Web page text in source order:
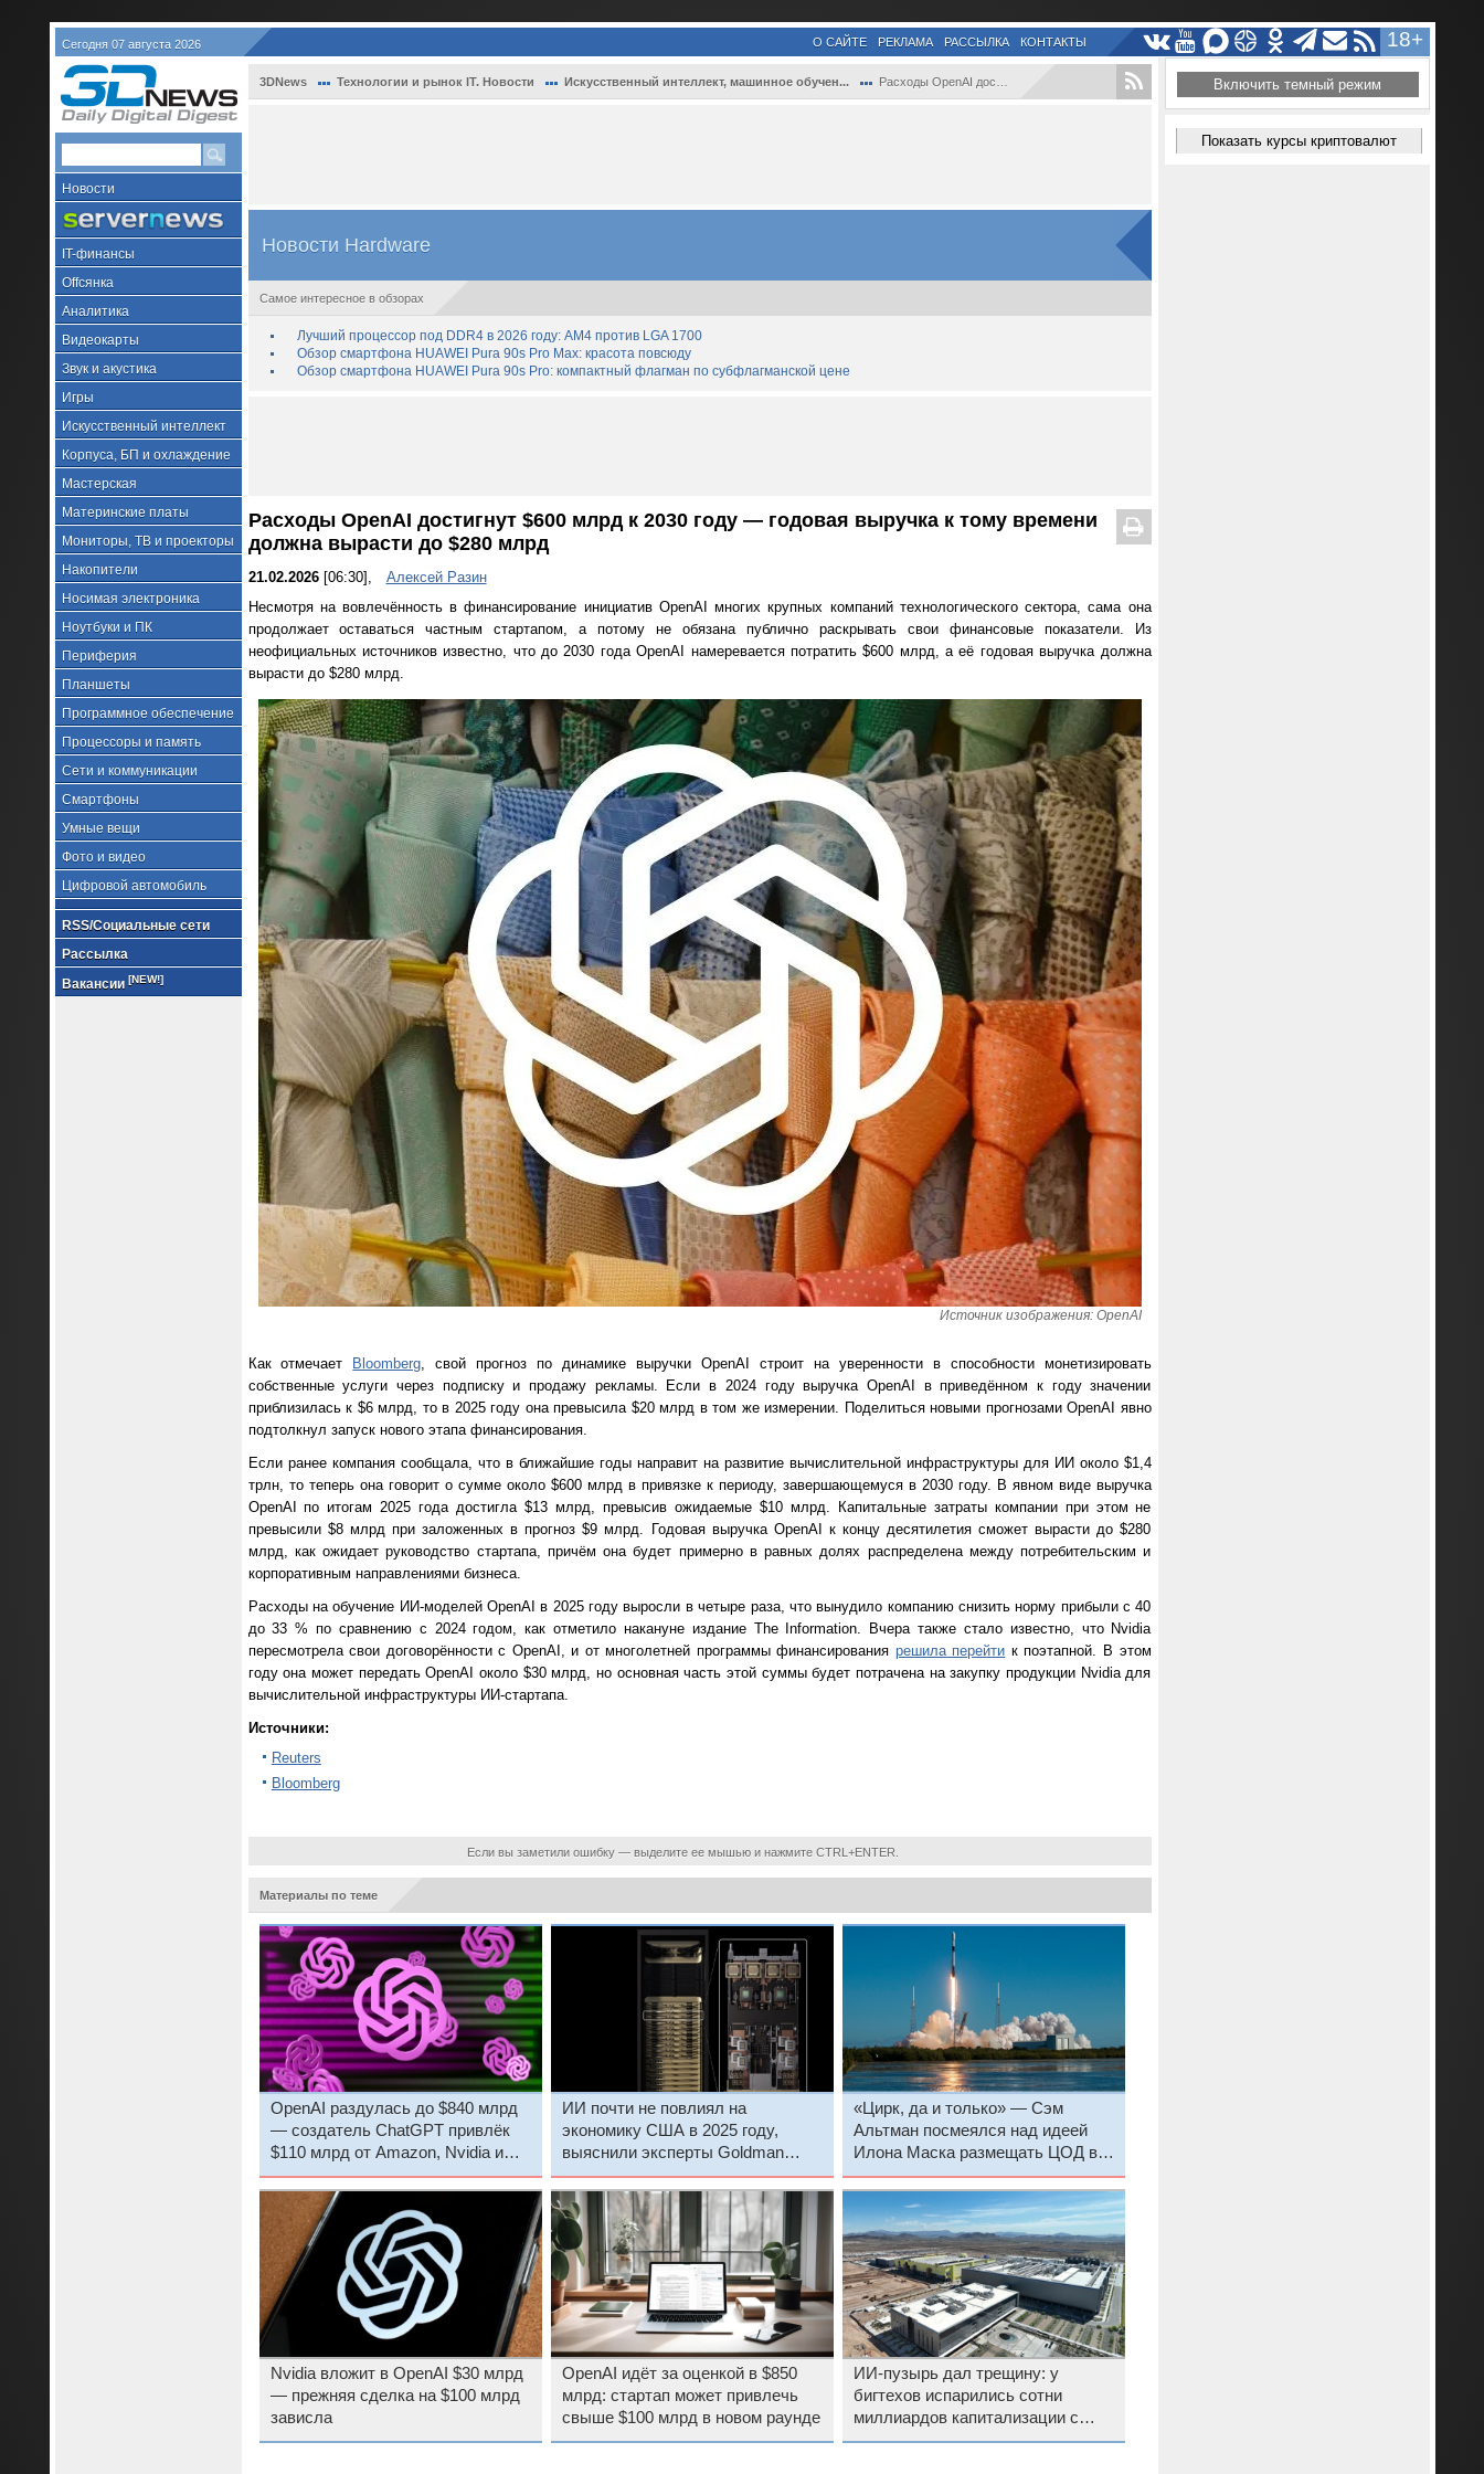
Сегодня 07 августа 2026 18+
О САЙТЕ РЕКЛАМА РАССЫЛКА КОНТАКТЫ
Новости
IT-финансы
Offсянка
Аналитика
Видеокарты
Звук и акустика
Игры
Искусственный интеллект
Корпуса, БП и охлаждение
Мастерская
Материнские платы
Мониторы, ТВ и проекторы
Накопители
Носимая электроника
Ноутбуки и ПК
Периферия
Планшеты
Программное обеспечение
Процессоры и память
Сети и коммуникации
Смартфоны
Умные вещи
Фото и видео
Цифровой автомобиль
RSS/Социальные сети
Рассылка
Вакансии [NEW!]
3DNews Технологии и рынок IT. Новости Искусственный интеллект, машинное обучен... Расходы OpenAI достигнут $600 млрд к 203...
Новости Hardware
Самое интересное в обзорах
Лучший процессор под DDR4 в 2026 году: AM4 против LGA 1700
Обзор смартфона HUAWEI Pura 90s Pro Max: красота повсюду
Обзор смартфона HUAWEI Pura 90s Pro: компактный флагман по субфлагманской цене
Расходы OpenAI достигнут $600 млрд к 2030 году — годовая выручка к тому времени
должна вырасти до $280 млрд
21.02.2026[06:30],
Алексей Разин
Несмотря на вовлечённость в финансирование инициатив OpenAI многих крупных компаний технологического сектора, сама она
продолжает оставаться частным стартапом, а потому не обязана публично раскрывать свои финансовые показатели. Из
неофициальных источников известно, что до 2030 года OpenAI намеревается потратить $600 млрд, а её годовая выручка должна
вырасти до $280 млрд.
Источник изображения: OpenAI
Как отмечает Bloomberg, свой прогноз по динамике выручки OpenAI строит на уверенности в способности монетизировать
собственные услуги через подписку и продажу рекламы. Если в 2024 году выручка OpenAI в приведённом к году значении
приблизилась к $6 млрд, то в 2025 году она превысила $20 млрд в том же измерении. Поделиться новыми прогнозами OpenAI явно
подтолкнул запуск нового этапа финансирования.
Если ранее компания сообщала, что в ближайшие годы направит на развитие вычислительной инфраструктуры для ИИ около $1,4
трлн, то теперь она говорит о сумме около $600 млрд в привязке к периоду, завершающемуся в 2030 году. В явном виде выручка
OpenAI по итогам 2025 года достигла $13 млрд, превысив ожидаемые $10 млрд. Капитальные затраты компании при этом не
превысили $8 млрд при заложенных в прогноз $9 млрд. Годовая выручка OpenAI к концу десятилетия сможет вырасти до $280
млрд, как ожидает руководство стартапа, причём она будет примерно в равных долях распределена между потребительским и
корпоративным направлениями бизнеса.
Расходы на обучение ИИ-моделей OpenAI в 2025 году выросли в четыре раза, что вынудило компанию снизить норму прибыли с 40
до 33 % по сравнению с 2024 годом, как отметило накануне издание The Information. Вчера также стало известно, что Nvidia
пересмотрела свои договорённости с OpenAI, и от многолетней программы финансирования решила перейти к поэтапной. В этом
году она может передать OpenAI около $30 млрд, но основная часть этой суммы будет потрачена на закупку продукции Nvidia для
вычислительной инфраструктуры ИИ-стартапа.
Источники:
Reuters
Bloomberg
Если вы заметили ошибку — выделите ее мышью и нажмите CTRL+ENTER.
Материалы по теме
OpenAI раздулась до $840 млрд
— создатель ChatGPT привлёк
$110 млрд от Amazon, Nvidia и
Softbank
ИИ почти не повлиял на
экономику США в 2025 году,
выяснили эксперты Goldman
Sachs
«Цирк, да и только» — Сэм
Альтман посмеялся над идеей
Илона Маска размещать ЦОД в
космосе
Nvidia вложит в OpenAI $30 млрд
— прежняя сделка на $100 млрд
зависла
OpenAI идёт за оценкой в $850
млрд: стартап может привлечь
свыше $100 млрд в новом раунде
ИИ-пузырь дал трещину: у
бигтехов испарились сотни
миллиардов капитализации с
начала года, но не у всех
Включить темный режим
Показать курсы криптовалют